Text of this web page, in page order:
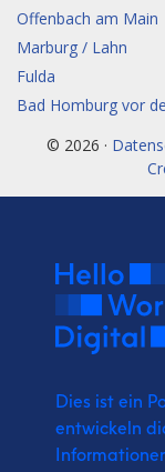
Offenbach am Main
Marburg / Lahn
Fulda
Bad Homburg vor
© 2026 ·
Dies ist ein
entwickeln